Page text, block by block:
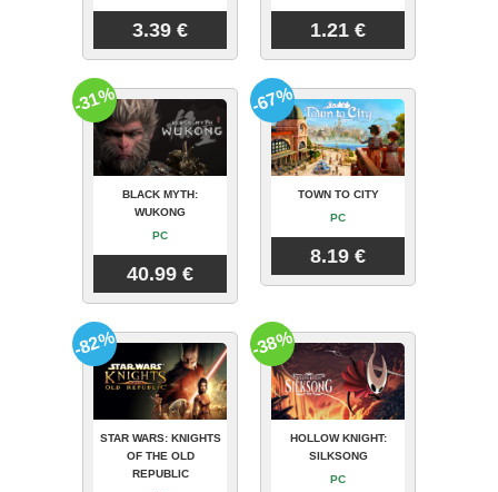
3.39 € 1.21 €
BLACK MYTH:
WUKONG
PC
40.99 €
-31%
TOWN TO CITY
PC
8.19 €
-67%
STAR WARS: KNIGHTS
OF THE OLD
REPUBLIC
-82%
HOLLOW KNIGHT:
SILKSONG
PC
-38%